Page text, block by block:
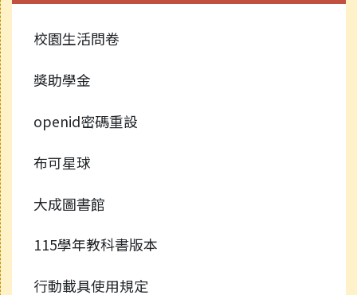
校園生活問卷
獎助學金
openid密碼重設
布可星球
大成圖書館
115學年教科書版本
行動載具使用規定